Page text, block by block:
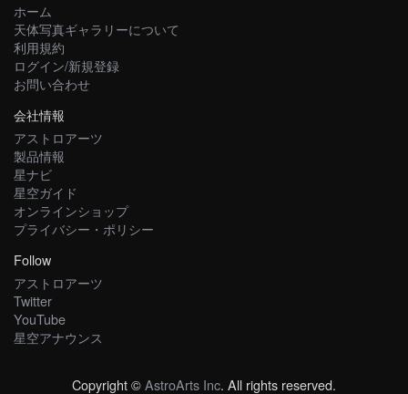
ホーム
天体写真ギャラリーについて
利用規約
ログイン/新規登録
お問い合わせ
会社情報
アストロアーツ
製品情報
星ナビ
星空ガイド
オンラインショップ
プライバシー・ポリシー
Follow
アストロアーツ
Twitter
YouTube
星空アナウンス
Copyright ©AstroArts Inc. All rights reserved.